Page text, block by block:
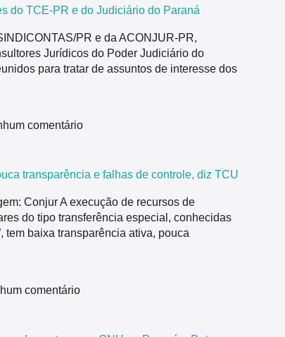
do TCE-PR e do Judiciário do Paraná
PR e da ACONJUR-PR,
Jurídicos do Poder Judiciário do
para tratar de assuntos de interesse dos
comentário
transparência e falhas de controle, diz TCU
Conjur A execução de recursos de
do tipo transferência especial, conhecidas
tem baixa transparência ativa, pouca
comentário